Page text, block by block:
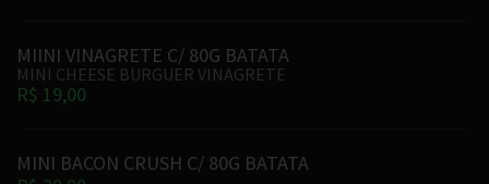
MIINI VINAGRETE C/ 80G BATATA
MINI CHEESE BURGUER VINAGRETE
R$ 19,00
MINI BACON CRUSH C/ 80G BATATA